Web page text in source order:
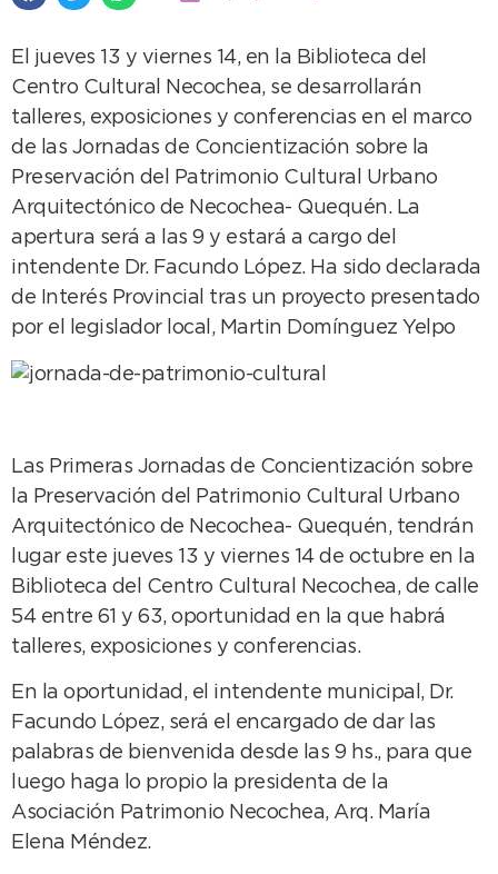
El jueves 13 y viernes 14, en la Biblioteca del
Centro Cultural Necochea, se desarrollarán
talleres, exposiciones y conferencias en el marco
de las Jornadas de Concientización sobre la
Preservación del Patrimonio Cultural Urbano
Arquitectónico de Necochea- Quequén. La
apertura será a las 9 y estará a cargo del
intendente Dr. Facundo López. Ha sido declarada
de Interés Provincial tras un proyecto presentado
por el legislador local, Martin Domínguez Yelpo
Las Primeras Jornadas de Concientización sobre
la Preservación del Patrimonio Cultural Urbano
Arquitectónico de Necochea- Quequén, tendrán
lugar este jueves 13 y viernes 14 de octubre en la
Biblioteca del Centro Cultural Necochea, de calle
54 entre 61 y 63, oportunidad en la que habrá
talleres, exposiciones y conferencias.
En la oportunidad, el intendente municipal, Dr.
Facundo López, será el encargado de dar las
palabras de bienvenida desde las 9 hs., para que
luego haga lo propio la presidenta de la
Asociación Patrimonio Necochea, Arq. María
Elena Méndez.